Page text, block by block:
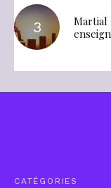
Martial
CATÉGORIES